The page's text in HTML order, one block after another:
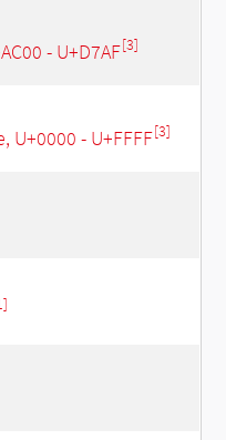
- U+D7AF[3]
U+0000 - U+FFFF[3]